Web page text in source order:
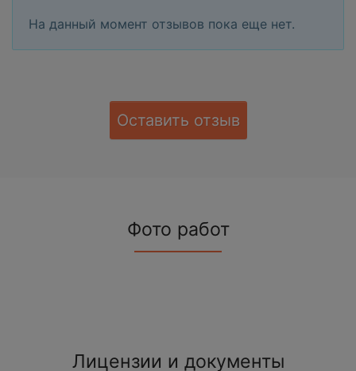
На данный момент отзывов пока еще нет.
Оставить отзыв
Фото работ
Лицензии и документы